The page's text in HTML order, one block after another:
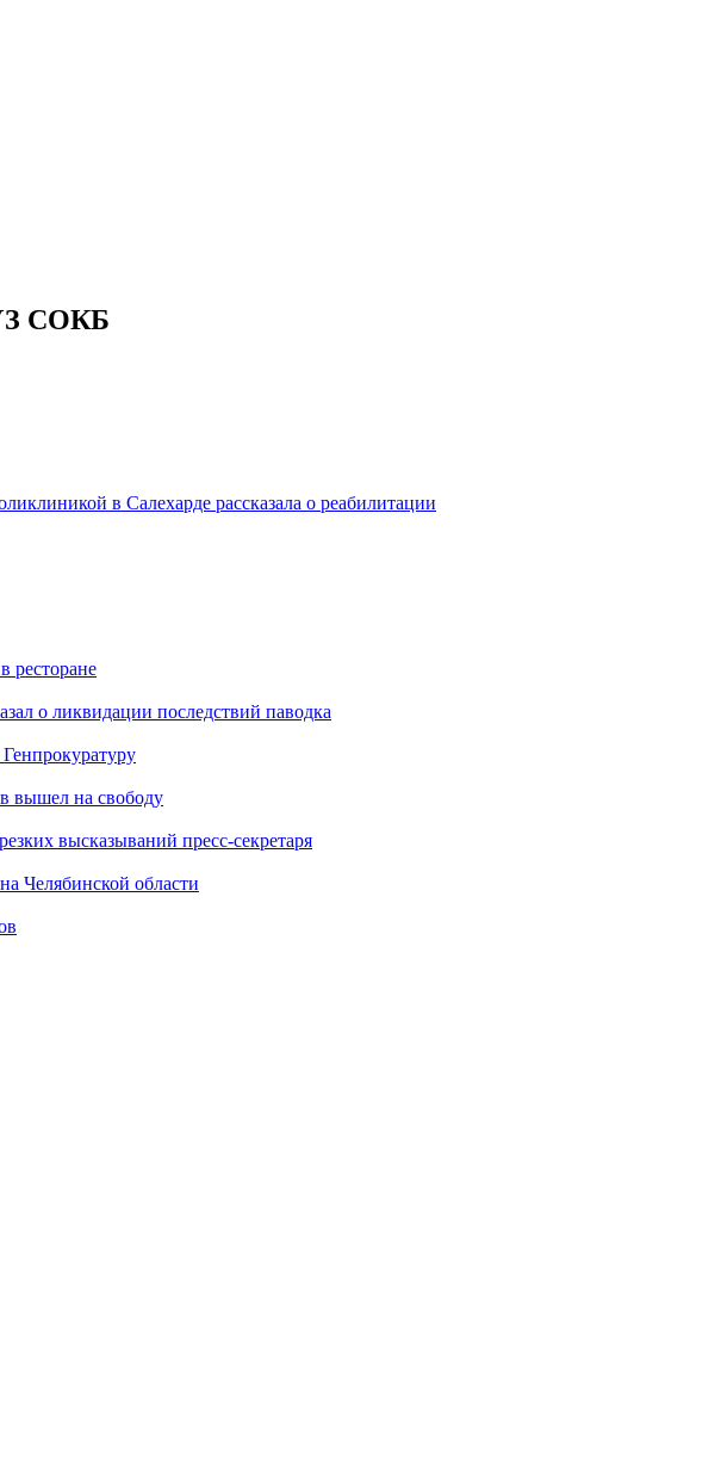
СОКБ
в Салехарде рассказала о реабилитации
ресторане
о ликвидации последствий паводка
вышел на свободу
высказываний пресс-секретаря
Челябинской области